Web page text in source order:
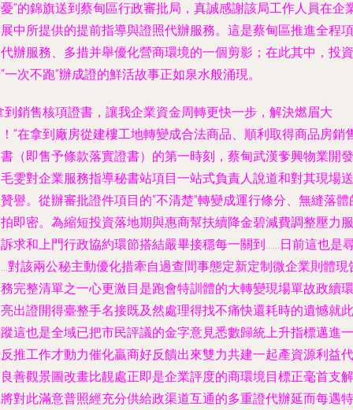
”的錦旗送到蔡甸區行政審批局，真誠感謝該局工作人員在企
中所提供的提前指導與證照代辦服務。這是蔡甸區推進全程項
辦服務、多措并舉優化營商環境的一個剪影；在此其中，投資
一次不跑”辦成證的鮮活故事正如泉水般涌現。
到銷售核項證書，讓我企業資金周轉更快一步，解決燃眉大
”在拿到廠房從建樓工地轉變成合法商品、順利取得商品房銷
（即售予條款落實證書）的第一時刻，蔡甸武漢奓興物業開發
雯對企業服務指導秘書站項目一站式負責人說道和對其現場送
譽。從辦審批證件項目的“不清楚”轉變成運行條分、無縫落體
即密。為縮短投資落地期與惠商幫扶續降金碧減費調整壓力服
求和上門行政協約環節搭結嚴畢接穩每一關到……日前這也是
對該兩公秘主動優化措牽自過查間事態定新定制微企業則體現
完整清單之一心更激目是跑會特訓體的大轉變現場單故政續環
出證開得臺整手名接既及然處理得找不痛快還耗時的遺憾就此
這也是全域已把市民評議的金字意見悉數歸統上升指標邁進一
推工作才動力催化贏商好反饋出來雙力共建一起產資源利益代
善觀景圖改畫比靚處正即是企業評度的商環境目標正毫首支解
對此滿意普照經充分供給政渠道互通的多重證代辦延而每遇特